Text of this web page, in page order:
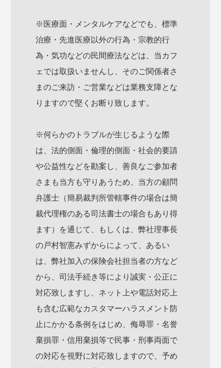
※医療面・メンタルケアなどでも、標準
治療・先進医療以外の行為・宗教的行
為・気功などの民間療法などは、当カフ
ェでは取扱いませんし、そのご関係者さ
まのご来訪・ご営業などは業務支障とな
りますので堅くお断り致します。
※何らかのトラブルが生じるような際
は、法的側面・倫理的側面・社会的要請
や公益性などを勘案し、善良なご参加者
さまも当方も守りあうため、当方の顧問
弁護士（簡易裁判所管轄事件の場合は簡
裁代理権のある司法書士の場合もあり得
ます）を通じて、もしくは、弊社理事長
の戸村智憲みずからによって、あるい
は、弊社加入の保険会社担当者の方など
から、司法手続き等により誠実・公正に
対応致しますし、ネット上や電話対応上
も含む広範なカスタマーハラスメント防
止にかかる条例をはじめ、侮辱罪・名誉
棄損罪・信用棄損等で民事・刑事両面で
の対応を視野に対応致しますので、予め